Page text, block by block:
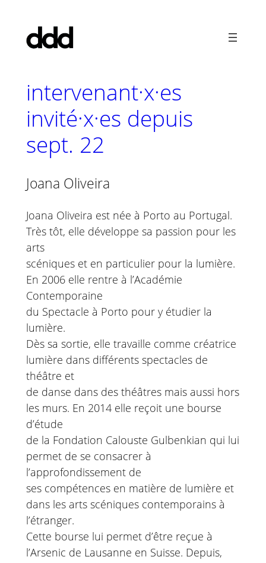
contenu
intervenant·x·es
invité·x·es depuis
sept. 22
Joana Oliveira
Joana Oliveira est née à Porto au Portugal.
Très tôt, elle développe sa passion pour les
arts
scéniques et en particulier pour la lumière.
En 2006 elle rentre à l’Académie
Contemporaine
du Spectacle à Porto pour y étudier la
lumière.
Dès sa sortie, elle travaille comme créatrice
lumière dans différents spectacles de
théâtre et
de danse dans des théâtres mais aussi hors
les murs. En 2014 elle reçoit une bourse
d’étude
de la Fondation Calouste Gulbenkian qui lui
permet de se consacrer à
l’approfondissement de
ses compétences en matière de lumière et
dans les arts scéniques contemporains à
l’étranger.
Cette bourse lui permet d’être reçue à
l’Arsenic de Lausanne en Suisse. Depuis,